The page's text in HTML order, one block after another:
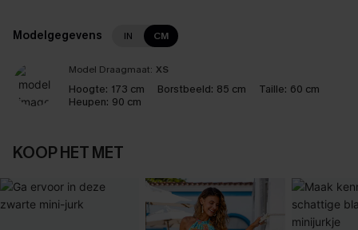
Modelgegevens IN CM
Model Draagmaat: XS
Hoogte: 173 cm Borstbeeld: 85 cm Taille: 60 cm
Heupen: 90 cm
KOOP HET MET